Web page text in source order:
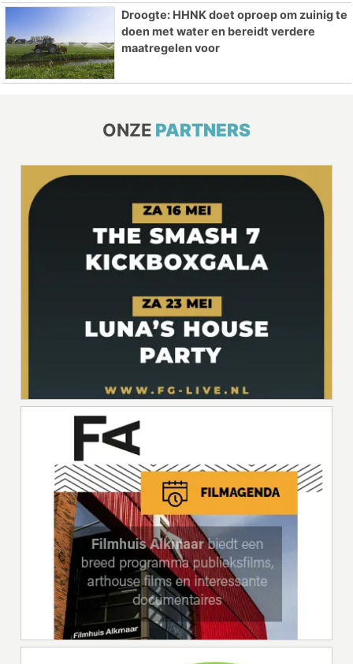
Droogte: HHNK doet oproep om zuinig te
doen met water en bereidt verdere
maatregelen voor
ONZE PARTNERS